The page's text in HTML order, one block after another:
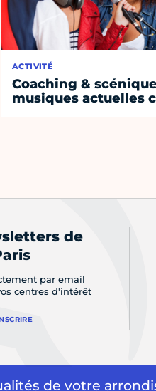
ACTIVITÉ
Coaching &
musiques actuelles
de
par email
centres d'intérêt
de votre